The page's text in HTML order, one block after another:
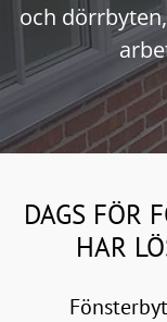
och
DAGS FÖR
HAR